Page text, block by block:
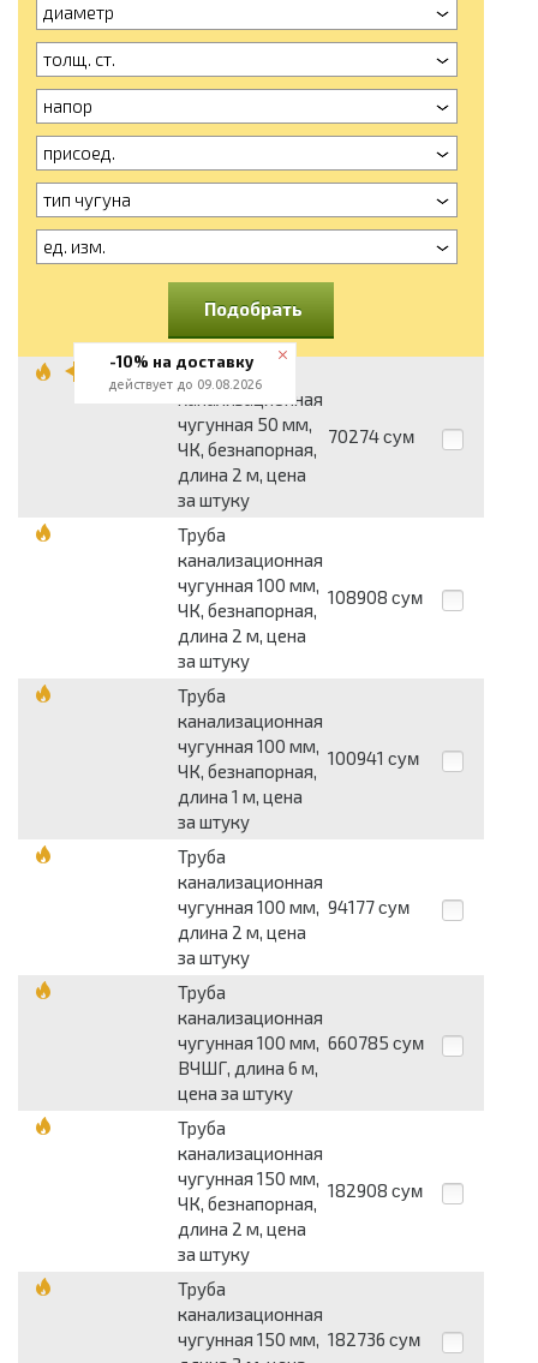
диаметр
толщ. ст.
напор
присоед.
тип чугуна
ед. изм.
Подобрать
Труба
канализационная
чугунная 50 мм,
ЧК, безнапорная,
длина 2 м, цена
за штуку
70274 сум
Труба
канализационная
чугунная 100 мм,
ЧК, безнапорная,
длина 2 м, цена
за штуку
108908 сум
Труба
канализационная
чугунная 100 мм,
ЧК, безнапорная,
длина 1 м, цена
за штуку
100941 сум
Труба
канализационная
чугунная 100 мм,
длина 2 м, цена
за штуку
94177 сум
Труба
канализационная
чугунная 100 мм,
ВЧШГ, длина 6 м,
цена за штуку
660785 сум
Труба
канализационная
чугунная 150 мм,
ЧК, безнапорная,
длина 2 м, цена
за штуку
182908 сум
Труба
канализационная
чугунная 150 мм, 182736 сум
-10% на доставку
действует до 09.08.2026